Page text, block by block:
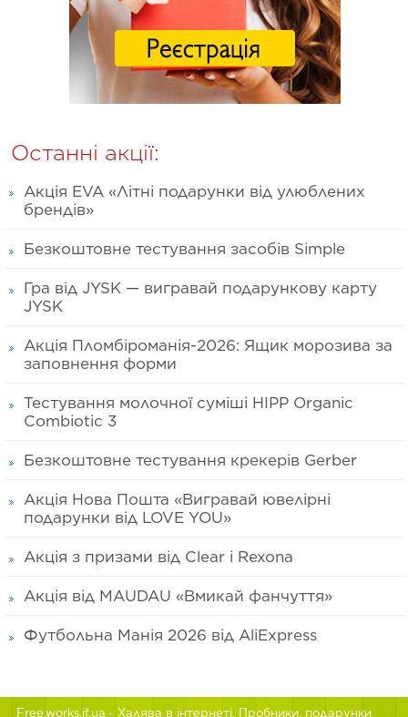
Останні акції:
Акція EVA «Літні подарунки від улюблених
брендів»
Безкоштовне тестування засобів Simple
Гра від JYSK — вигравай подарункову карту
JYSK
Акція Пломбіроманія-2026: Ящик морозива за
заповнення форми
Тестування молочної суміші HIPP Organic
Combiotic 3
Безкоштовне тестування крекерів Gerber
Акція Нова Пошта «Вигравай ювелірні
подарунки від LOVE YOU»
Акція з призами від Clear і Rexona
Акція від MAUDAU «Вмикай фанчуття»
Футбольна Манія 2026 від AliExpress
Free.works.if.ua - Халява в інтернеті. Пробники, подарунки